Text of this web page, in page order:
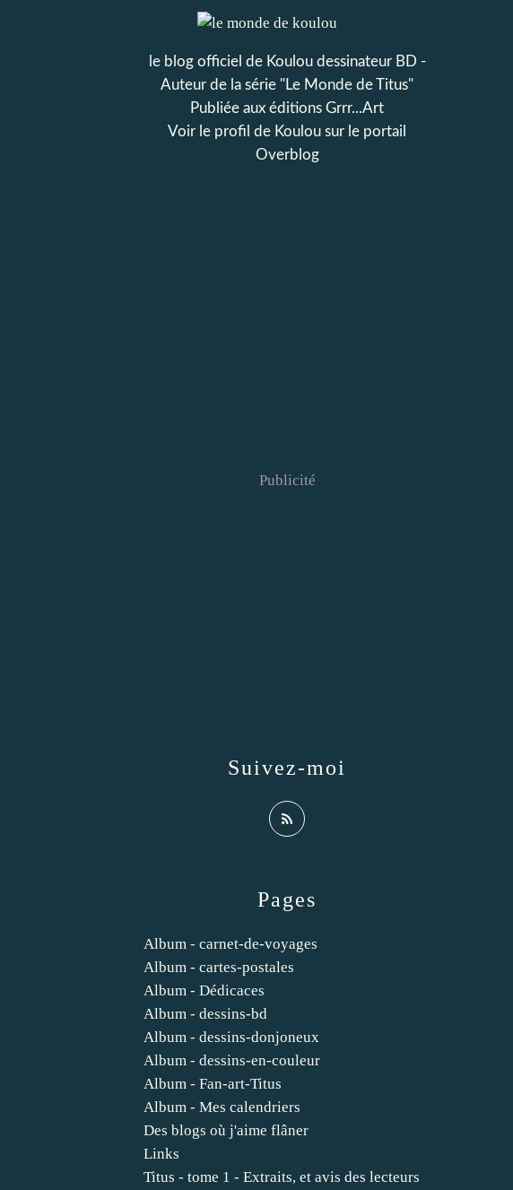
Pages
Album - carnet-de-voyages
Album - cartes-postales
Album - Dédicaces
Album - dessins-bd
Album - dessins-donjoneux
Album - dessins-en-couleur
Album - Fan-art-Titus
Album - Mes calendriers
Des blogs où j'aime flâner
Links
Titus - tome 1 - Extraits, et avis des lecteurs
le blog officiel de Koulou dessinateur BD -
Auteur de la série "Le Monde de Titus"
Publiée aux éditions Grrr...Art
Voir le profil de Koulou sur le portail
Overblog
Suivez-moi
Publicité